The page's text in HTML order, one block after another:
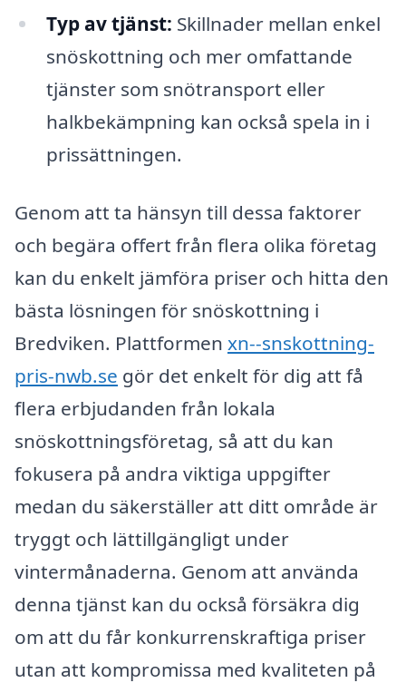
Typ av tjänst: Skillnader mellan enkel
snöskottning och mer omfattande
tjänster som snötransport eller
halkbekämpning kan också spela in i
prissättningen.
Genom att ta hänsyn till dessa faktorer
och begära offert från flera olika företag
kan du enkelt jämföra priser och hitta den
bästa lösningen för snöskottning i
Bredviken. Plattformen xn--snskottning-
pris-nwb.se gör det enkelt för dig att få
flera erbjudanden från lokala
snöskottningsföretag, så att du kan
fokusera på andra viktiga uppgifter
medan du säkerställer att ditt område är
tryggt och lättillgängligt under
vintermånaderna. Genom att använda
denna tjänst kan du också försäkra dig
om att du får konkurrenskraftiga priser
utan att kompromissa med kvaliteten på